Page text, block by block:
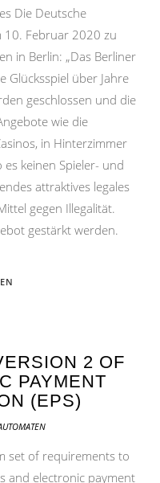
Die Deutsche
10. Februar 2020 zu
in Berlin: „Das Berliner
Glücksspiel über Jahre
geschlossen und die
wie die
in Hinterzimmer
keinen Spieler- und
attraktives legales
gegen Illegalität.
gestärkt werden.
2 OF
PAYMENT
(EPS)
set of requirements to
and electronic payment